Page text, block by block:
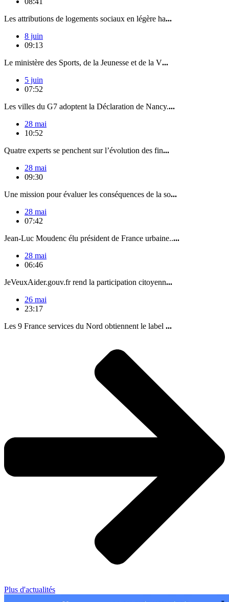
Les attributions de logements sociaux en légère ha...
8 juin
09:13
Le ministère des Sports, de la Jeunesse et de la V...
5 juin
07:52
Les villes du G7 adoptent la Déclaration de Nancy....
28 mai
10:52
Quatre experts se penchent sur l’évolution des fin...
28 mai
09:30
Une mission pour évaluer les conséquences de la so...
28 mai
07:42
Jean-Luc Moudenc élu président de France urbaine.....
28 mai
06:46
JeVeuxAider.gouv.fr rend la participation citoyenn...
26 mai
23:17
Les 9 France services du Nord obtiennent le label ...
Plus d'actualités